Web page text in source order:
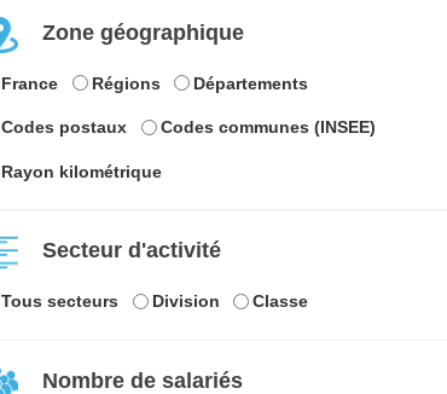
Zone géographique
France Régions Départements
Codes postaux Codes communes (INSEE)
Rayon kilométrique
Secteur d'activité
Tous secteurs Division Classe
Nombre de salariés